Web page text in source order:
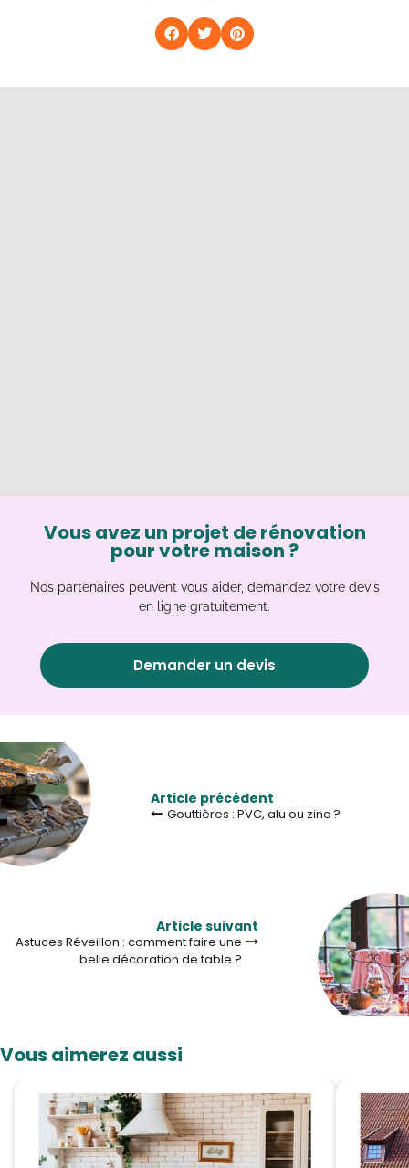
Vous avez un projet de rénovation
pour votre maison ?
Nos partenaires peuvent vous aider, demandez votre devis
en ligne gratuitement.
Demander un devis
Article précédent
Gouttières : PVC, alu ou zinc ?
Article suivant
Astuces Réveillon : comment faire une
belle décoration de table ?
Vous aimerez aussi